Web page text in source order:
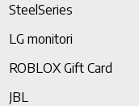
SteelSeries
LG monitori
ROBLOX Gift Card
JBL